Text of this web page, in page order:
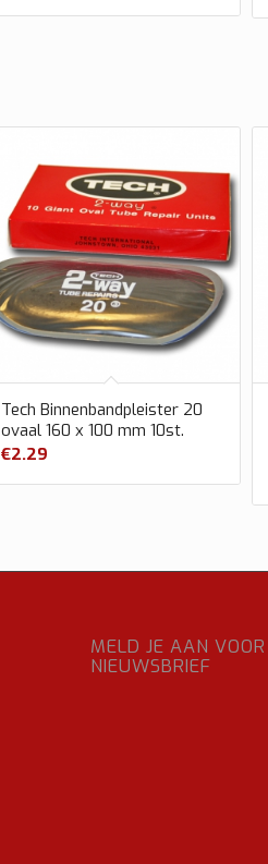
Tech Binnenbandpleister 20
ovaal 160 x 100 mm 10st.
€2.29
MELD JE AAN
NIEUWSBRIEF